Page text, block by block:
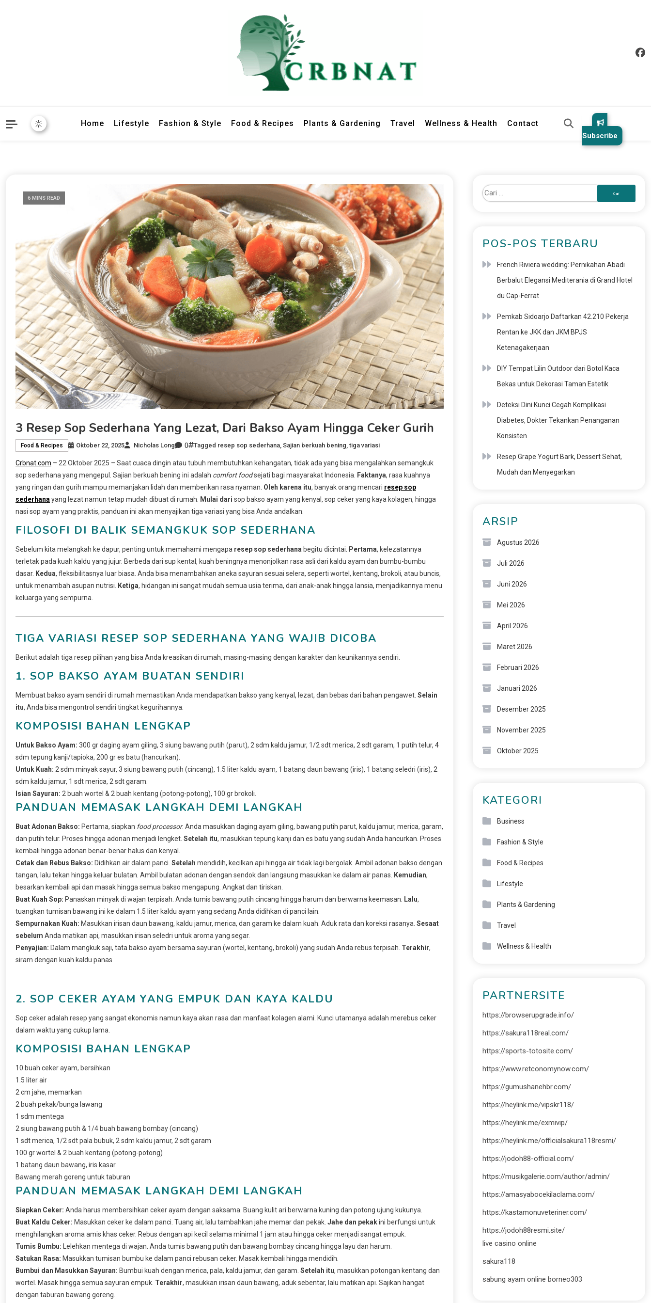
Home Lifestyle Fashion & Style Food & Recipes Plants & Gardening Travel Wellness & Health Contact
Subscribe
6 MINS READ
3 Resep Sop Sederhana Yang Lezat, Dari Bakso Ayam Hingga Ceker Gurih
Food & Recipes Oktober 22, 2025 Nicholas Long 0 Tagged resep sop sederhana, Sajian berkuah bening,tiga variasi
Crbnat.com – 22 Oktober 2025 – Saat cuaca dingin atau tubuh membutuhkan kehangatan, tidak ada yang bisa mengalahkan semangkuk
sop sederhana yang mengepul. Sajian berkuah bening ini adalah comfort foodsejati bagi masyarakat Indonesia. Faktanya, rasa kuahnya
yang ringan dan gurih mampu memanjakan lidah dan memberikan rasa nyaman. Oleh karena itu, banyak orang mencari resep sop
sederhana yang lezat namun tetap mudah dibuat di rumah. Mulai dari sop bakso ayam yang kenyal, sop ceker yang kaya kolagen, hingga
nasi sop ayam yang praktis, panduan ini akan menyajikan tiga variasi yang bisa Anda andalkan.
FILOSOFI DI BALIK SEMANGKUK SOP SEDERHANA
Sebelum kita melangkah ke dapur, penting untuk memahami mengapa resep sop sederhana begitu dicintai. Pertama, kelezatannya
terletak pada kuah kaldu yang jujur. Berbeda dari sup kental, kuah beningnya menonjolkan rasa asli dari kaldu ayam dan bumbu-bumbu
dasar. Kedua, fleksibilitasnya luar biasa. Anda bisa menambahkan aneka sayuran sesuai selera, seperti wortel, kentang, brokoli, atau buncis,
untuk menambah asupan nutrisi.
Ketiga, hidangan ini sangat mudah semua usia terima, dari anak-anak hingga lansia, menjadikannya menu
keluarga yang sempurna.
TIGA VARIASI RESEP SOP SEDERHANA YANG WAJIB DICOBA
Berikut adalah tiga resep pilihan yang bisa Anda kreasikan di rumah, masing-masing dengan karakter dan keunikannya sendiri.
1. SOP BAKSO AYAM BUATAN SENDIRI
Membuat bakso ayam sendiri di rumah memastikan Anda mendapatkan bakso yang kenyal, lezat, dan bebas dari bahan pengawet. Selain
itu, Anda bisa mengontrol sendiri tingkat kegurihannya.
KOMPOSISI BAHAN LENGKAP
Untuk Bakso Ayam: 300 gr daging ayam giling, 3 siung bawang putih (parut), 2 sdm kaldu jamur, 1/2 sdt merica, 2 sdt garam, 1 putih telur, 4
sdm tepung kanji/tapioka, 200 gr es batu (hancurkan).
Untuk Kuah: 2 sdm minyak sayur, 3 siung bawang putih (cincang), 1.5 liter kaldu ayam, 1 batang daun bawang (iris), 1 batang seledri (iris), 2
sdm kaldu jamur, 1 sdt merica, 2 sdt garam.
Isian Sayuran: 2 buah wortel & 2 buah kentang (potong-potong), 100 gr brokoli.
PANDUAN MEMASAK LANGKAH DEMI LANGKAH
Buat Adonan Bakso: Pertama, siapkan food processor. Anda masukkan daging ayam giling, bawang putih parut, kaldu jamur, merica, garam,
dan putih telur. Proses hingga adonan menjadi lengket. Setelah itu, masukkan tepung kanji dan es batu yang sudah Anda hancurkan. Proses
kembali hingga adonan benar-benar halus dan kenyal.
Cetak dan Rebus Bakso: Didihkan air dalam panci. Setelah mendidih, kecilkan api hingga air tidak lagi bergolak. Ambil adonan bakso dengan
tangan, lalu tekan hingga keluar bulatan. Ambil bulatan adonan dengan sendok dan langsung masukkan ke dalam air panas.
Kemudian,
besarkan kembali api dan masak hingga semua bakso mengapung. Angkat dan tiriskan.
Buat Kuah Sop: Panaskan minyak di wajan terpisah. Anda tumis bawang putih cincang hingga harum dan berwarna keemasan. Lalu,
tuangkan tumisan bawang ini ke dalam 1.5 liter kaldu ayam yang sedang Anda didihkan di panci lain.
Sempurnakan Kuah: Masukkan irisan daun bawang, kaldu jamur, merica, dan garam ke dalam kuah. Aduk rata dan koreksi rasanya. Sesaat
sebelum Anda matikan api, masukkan irisan seledri untuk aroma yang segar.
Penyajian: Dalam mangkuk saji, tata bakso ayam bersama sayuran (wortel, kentang, brokoli) yang sudah Anda rebus terpisah. Terakhir,
siram dengan kuah kaldu panas.
2. SOP CEKER AYAM YANG EMPUK DAN KAYA KALDU
Sop ceker adalah resep yang sangat ekonomis namun kaya akan rasa dan manfaat kolagen alami. Kunci utamanya adalah merebus ceker
dalam waktu yang cukup lama.
KOMPOSISI BAHAN LENGKAP
10 buah ceker ayam, bersihkan
1.5 liter air
2 cm jahe, memarkan
2 buah pekak/bunga lawang
1 sdm mentega
2 siung bawang putih & 1/4 buah bawang bombay (cincang)
1 sdt merica, 1/2 sdt pala bubuk, 2 sdm kaldu jamur, 2 sdt garam
100 gr wortel & 2 buah kentang (potong-potong)
1 batang daun bawang, iris kasar
Bawang merah goreng untuk taburan
PANDUAN MEMASAK LANGKAH DEMI LANGKAH
Siapkan Ceker: Anda harus membersihkan ceker ayam dengan saksama. Buang kulit ari berwarna kuning dan potong ujung kukunya.
Buat Kaldu Ceker: Masukkan ceker ke dalam panci. Tuang air, lalu tambahkan jahe memar dan pekak. Jahe dan pekakini berfungsi untuk
menghilangkan aroma amis khas ceker. Rebus dengan api kecil selama minimal 1 jam atau hingga ceker menjadi sangat empuk.
Tumis Bumbu: Lelehkan mentega di wajan. Anda tumis bawang putih dan bawang bombay cincang hingga layu dan harum.
Satukan Rasa: Masukkan tumisan bumbu ke dalam panci rebusan ceker. Masak kembali hingga mendidih.
Bumbui dan Masukkan Sayuran: Bumbui kuah dengan merica, pala, kaldu jamur, dan garam. Setelah itu, masukkan potongan kentang dan
wortel. Masak hingga semua sayuran empuk. Terakhir, masukkan irisan daun bawang, aduk sebentar, lalu matikan api. Sajikan hangat
dengan taburan bawang goreng.
POS-POS TERBARU
French Riviera wedding: Pernikahan Abadi
Berbalut Elegansi Mediterania di Grand Hotel
du Cap-Ferrat
Pemkab Sidoarjo Daftarkan 42.210 Pekerja
Rentan ke JKK dan JKM BPJS
Ketenagakerjaan
DIY Tempat Lilin Outdoor dari Botol Kaca
Bekas untuk Dekorasi Taman Estetik
Deteksi Dini Kunci Cegah Komplikasi
Diabetes, Dokter Tekankan Penanganan
Konsisten
Resep Grape Yogurt Bark, Dessert Sehat,
Mudah dan Menyegarkan
ARSIP
Agustus 2026
Juli 2026
Juni 2026
Mei 2026
April 2026
Maret 2026
Februari 2026
Januari 2026
Desember 2025
November 2025
Oktober 2025
KATEGORI
Business
Fashion & Style
Food & Recipes
Lifestyle
Plants & Gardening
Travel
Wellness & Health
PARTNERSITE
https://browserupgrade.info/
https://sakura118real.com/
https://sports-totosite.com/
https://www.retconomynow.com/
https://gumushanehbr.com/
https://heylink.me/vipskr118/
https://heylink.me/exmivip/
https://heylink.me/officialsakura118resmi/
https://jodoh88-official.com/
https://musikgalerie.com/author/admin/
https://amasyabocekilaclama.com/
https://kastamonuveteriner.com/
https://jodoh88resmi.site/
live casino online
sakura118
sabung ayam online borneo303